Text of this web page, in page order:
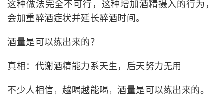
这种做法完全不可行，这种增加酒精摄入的行为，
会加重醉酒症状并延长醉酒时间。
酒量是可以练出来的？
真相：代谢酒精能力系天生，后天努力无用
不少人相信，越喝越能喝，酒量是可以练出来的。